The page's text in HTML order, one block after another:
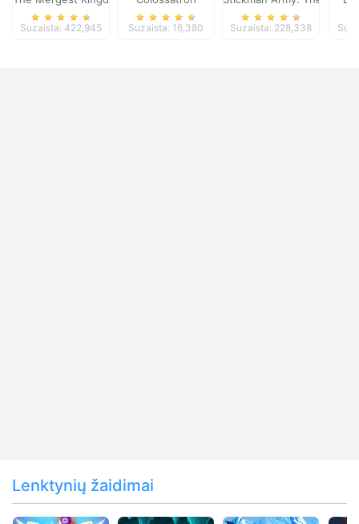
Suzaista: 422,945 Suzaista: 16,380 Suzaista: 228,338
Lenktynių žaidimai